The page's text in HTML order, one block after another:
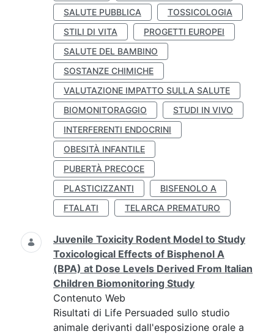
SALUTE PUBBLICA
TOSSICOLOGIA
STILI DI VITA
PROGETTI EUROPEI
SALUTE DEL BAMBINO
SOSTANZE CHIMICHE
VALUTAZIONE IMPATTO SULLA SALUTE
BIOMONITORAGGIO
STUDI IN VIVO
INTERFERENTI ENDOCRINI
OBESITÀ INFANTILE
PUBERTÀ PRECOCE
PLASTICIZZANTI
BISFENOLO A
FTALATI
TELARCA PREMATURO
Juvenile Toxicity Rodent Model to Study
Toxicological Effects of Bisphenol A
(BPA) at Dose Levels Derived From Italian
Children Biomonitoring Study
Contenuto Web
Risultati di Life Persuaded sullo studio
animale derivanti dall'esposizione orale a